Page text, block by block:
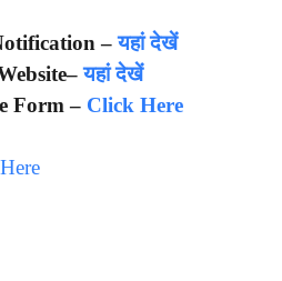
–यहां देखें
यहां देखें
Form – Click Here